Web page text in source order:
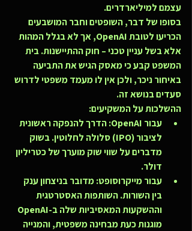
עצמם למיליארדרים.
בסופו של דבר, השופטים וחבר המושבעים
הכריעו לטובת OpenAI, אך לא בגלל המהות
אלא בשל עניין טכני – חוק ההתיישנות. בית
המשפט קבע כי מאסק הגיש את התביעה
באיחור ניכר, ולכן אין לו מעמד משפטי לדרוש
סעדים בנושא זה.
ההשלכות על המשקיעים:
עבור OpenAI:
הדרך להנפקה ראשונית
לציבור (IPO) סלולה לחלוטין. בשוק
מדברים על שווי שוק מוערך של כטריליון
דולר.
עבור מייקרוסופט: מדובר בניצחון ענק
בין השורות. השותפות האסטרטגית
מוגנות כעת מבחינה משפטית, והמנייה